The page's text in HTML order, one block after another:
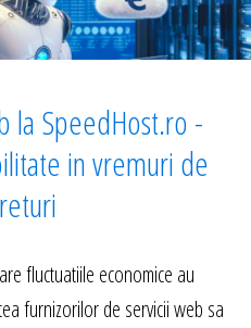
la SpeedHost.ro -
in vremuri de
fluctuatiile economice au
furnizorilor de servicii web sa